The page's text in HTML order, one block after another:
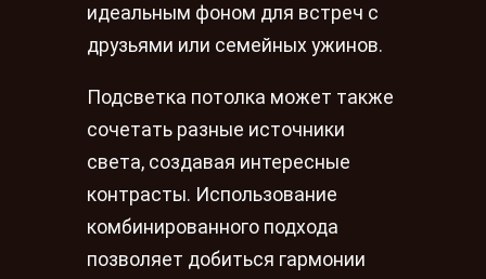
идеальным фоном для встреч с
друзьями или семейных ужинов.
Подсветка потолка может также
сочетать разные источники
света, создавая интересные
контрасты. Использование
комбинированного подхода
позволяет добиться гармонии